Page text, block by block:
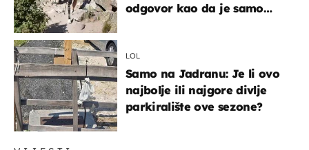
odgovor kao da je samo
LOL
Samo na Jadranu: Je li ovo
najbolje ili najgore divlje
parkiralište ove sezone?